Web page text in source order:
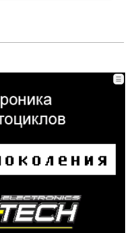
финиша. Смотрим,
☰